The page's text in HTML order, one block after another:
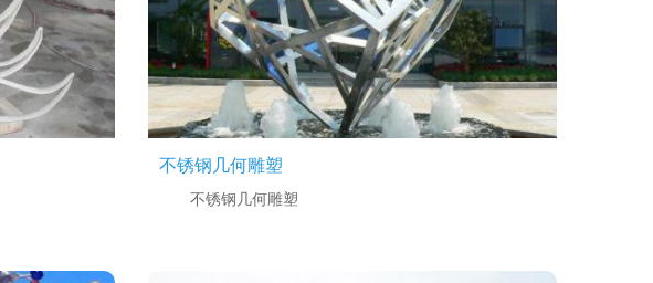
不锈钢几何雕塑
不锈钢几何雕塑